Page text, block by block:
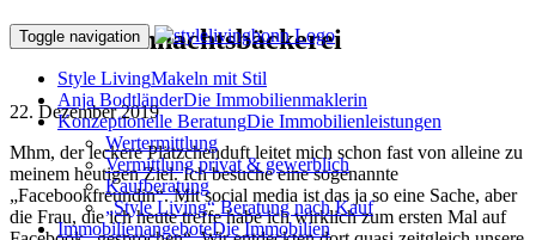
Toggle navigation
Style LivingMakeln mit Stil
Anja BodtländerDie Immobilienmaklerin
Konzeptionelle BeratungDie Immobilienleistungen
Wertermittlung
Vermittlung privat & gewerblich
Kaufberatung
„Style Living“ Beratung nach Kauf
ImmobilienangeboteDie Immobilien
In der Weihnachtsbäckerei
22. Dezember 2019
Mhm, der leckere Plätzchenduft leitet mich schon fast von alleine zu
meinem heutigen Ziel. Ich besuche eine sogenannte
„Facebookfreundin“. Mit social media ist das ja so eine Sache, aber
die Frau, die ich heute treffe habe ich wirklich zum ersten Mal auf